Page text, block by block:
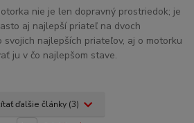
nie je len dopravný prostriedok; je
aj najlepší priateľ na dvoch
svojich najlepších priateľov, aj o motorku
ju v čo najlepšom stave.
ďalšie články (3)